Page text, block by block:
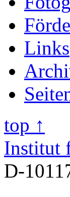
Links
top ↑
Institut
D-